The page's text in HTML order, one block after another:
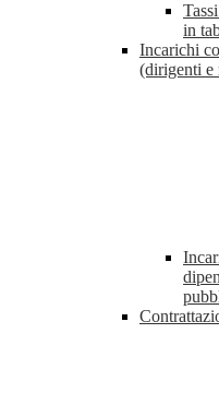
in
Incarichi
(dirigenti e